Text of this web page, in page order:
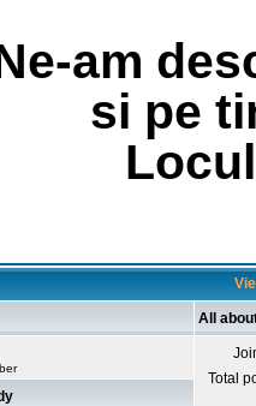
am
si pe
All
Total